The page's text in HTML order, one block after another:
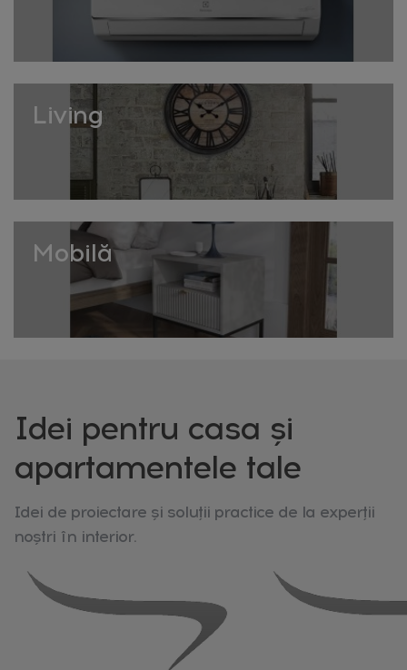
Menținerea igienei culcușului
periodică între spălări, folosind un accesoriu pentru
textile, menține culcușul curat între utilizări complete.
La HomeVibes găsești culcușuri alese pentru confort și
Importanța unui spațiu propriu
Un culcuș dedicat oferă animalului de companie un
sentiment de siguranță și un spațiu propriu în casă,
esențial pentru starea sa de bine generală. Plasarea
culcușului într-un loc liniștit, ferit de curenți de aer,
contribuie la calitatea odihnei animalului.
Living
Mobilă
Idei pentru casa și
apartamentele tale
Idei de proiectare și soluții practice de la experții
noștri în interior.